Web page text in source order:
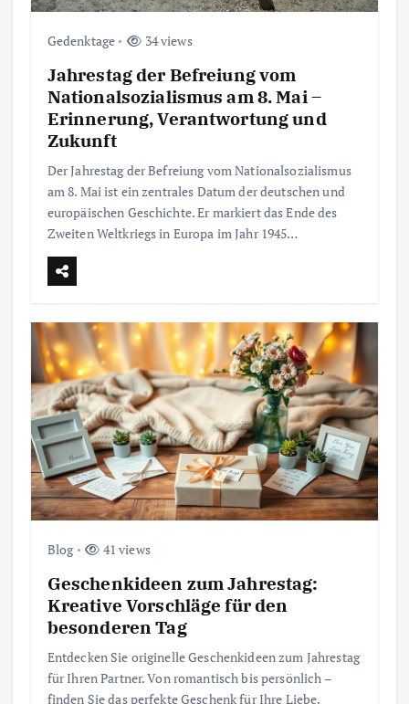
Gedenktage 34 views
Jahrestag der Befreiung vom
Nationalsozialismus am 8. Mai –
Erinnerung, Verantwortung und
Zukunft
Der Jahrestag der Befreiung vom Nationalsozialismus
am 8. Mai ist ein zentrales Datum der deutschen und
europäischen Geschichte. Er markiert das Ende des
Zweiten Weltkriegs in Europa im Jahr 1945…
Blog 41 views
Geschenkideen zum Jahrestag:
Kreative Vorschläge für den
besonderen Tag
Entdecken Sie originelle Geschenkideen zum Jahrestag
für Ihren Partner. Von romantisch bis persönlich –
finden Sie das perfekte Geschenk für Ihre Liebe.